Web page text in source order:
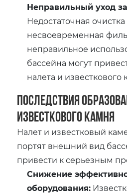
Неправильный уход
Недостаточная
несвоевременная
неправильное
бассейна могут
налета и известкового
Последствия
известкового камня
Налет и известковый
портят внешний вид
привести к серьезным
Снижение
оборудования: